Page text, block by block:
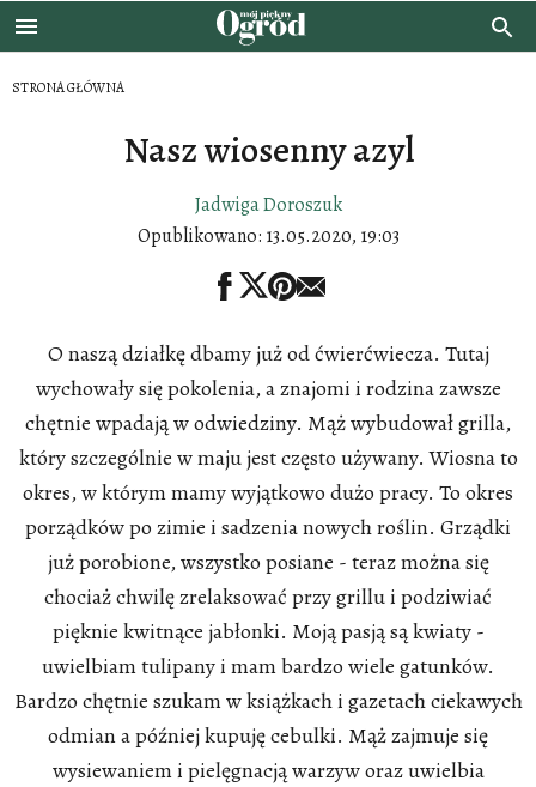
STRONA GŁÓWNA
Nasz wiosenny azyl
Jadwiga Doroszuk
Opublikowano: 13.05.2020, 19:03
O naszą działkę dbamy już od ćwierćwiecza. Tutaj
wychowały się pokolenia, a znajomi i rodzina zawsze
chętnie wpadają w odwiedziny. Mąż wybudował grilla,
który szczególnie w maju jest często używany. Wiosna to
okres, w którym mamy wyjątkowo dużo pracy. To okres
porządków po zimie i sadzenia nowych roślin. Grządki
już porobione, wszystko posiane - teraz można się
chociaż chwilę zrelaksować przy grillu i podziwiać
pięknie kwitnące jabłonki. Moją pasją są kwiaty -
uwielbiam tulipany i mam bardzo wiele gatunków.
Bardzo chętnie szukam w książkach i gazetach ciekawych
odmian a później kupuję cebulki. Mąż zajmuje się
wysiewaniem i pielęgnacją warzyw oraz uwielbia